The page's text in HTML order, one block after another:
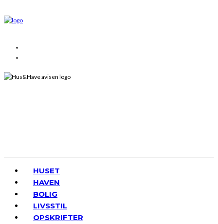
HUSET
HAVEN
BOLIG
LIVSSTIL
OPSKRIFTER